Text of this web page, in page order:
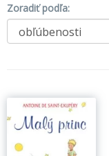
Zoradiť podľa: